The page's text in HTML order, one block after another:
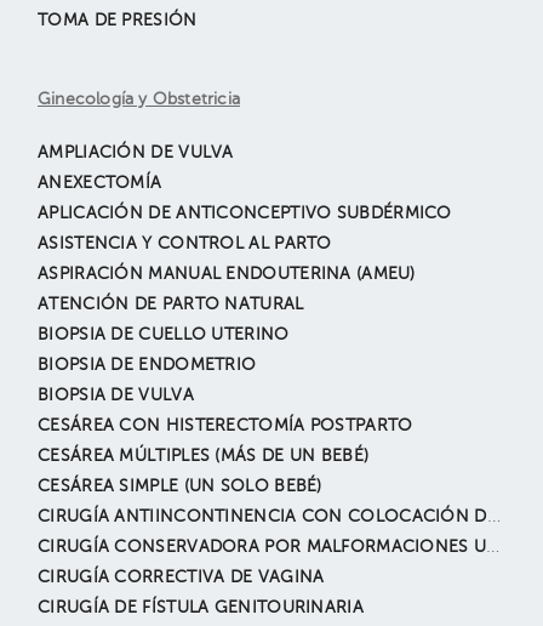
TOMA DE PRESIÓN
Ginecología y Obstetricia
AMPLIACIÓN DE VULVA
ANEXECTOMÍA
APLICACIÓN DE ANTICONCEPTIVO SUBDÉRMICO
ASISTENCIA Y CONTROL AL PARTO
ASPIRACIÓN MANUAL ENDOUTERINA (AMEU)
ATENCIÓN DE PARTO NATURAL
BIOPSIA DE CUELLO UTERINO
BIOPSIA DE ENDOMETRIO
BIOPSIA DE VULVA
CESÁREA CON HISTERECTOMÍA POSTPARTO
CESÁREA MÚLTIPLES (MÁS DE UN BEBÉ)
CESÁREA SIMPLE (UN SOLO BEBÉ)
CIRUGÍA ANTIINCONTINENCIA CON COLOCACIÓN DE SLING
CIRUGÍA CONSERVADORA POR MALFORMACIONES UTERINAS
CIRUGÍA CORRECTIVA DE VAGINA
CIRUGÍA DE FÍSTULA GENITOURINARIA